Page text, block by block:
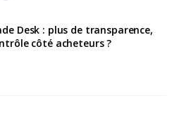
Desk : plus de transparence,
côté acheteurs ?